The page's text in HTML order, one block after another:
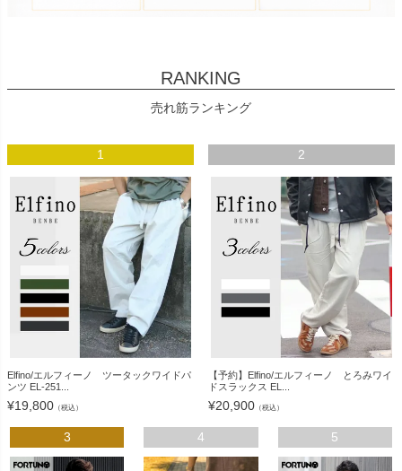
RANKING
売れ筋ランキング
1
Elfino/エルフィーノ ツータックワイドパ
ンツ EL-251...
¥19,800 （税込）
2
【予約】Elfino/エルフィーノ とろみワイ
ドスラックス EL...
¥20,900 （税込）
3 4 5